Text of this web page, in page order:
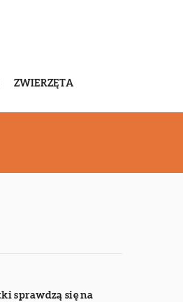
ZWIERZĘTA
sprawdzą się na